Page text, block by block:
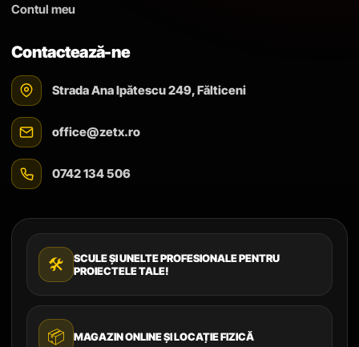
Contul meu
Contactează-ne
Strada Ana Ipătescu 249, Fălticeni
office@zetx.ro
0742 134 506
🛠️
SCULE ȘI UNELTE PROFESIONALE PENTRU
PROIECTELE TALE!
📦 MAGAZIN ONLINE ȘI LOCAȚIE FIZICĂ